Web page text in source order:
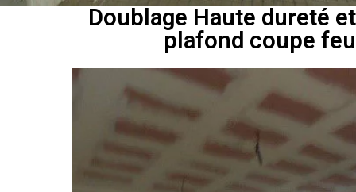
Doublage Haute dureté et
plafond coupe feu